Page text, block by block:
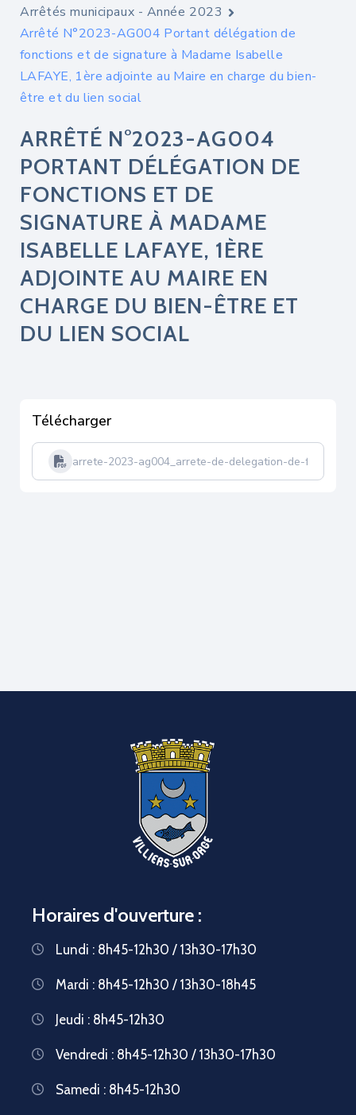
Arrêtés municipaux - Année 2023
Arrêté N°2023-AG004 Portant délégation de
fonctions et de signature à Madame Isabelle
LAFAYE, 1ère adjointe au Maire en charge du bien-
être et du lien social
ARRÊTÉ N°2023-AG004
PORTANT DÉLÉGATION DE
FONCTIONS ET DE
SIGNATURE À MADAME
ISABELLE LAFAYE, 1ÈRE
ADJOINTE AU MAIRE EN
CHARGE DU BIEN-ÊTRE ET
DU LIEN SOCIAL
Télécharger
arrete-2023-ag004_arrete-de-delegation-de-
Horaires d'ouverture :
Lundi : 8h45-12h30 / 13h30-17h30
Mardi : 8h45-12h30 / 13h30-18h45
Jeudi : 8h45-12h30
Vendredi : 8h45-12h30 / 13h30-17h30
Samedi : 8h45-12h30